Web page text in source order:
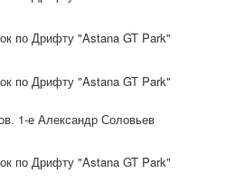
1-е Александр Соловьев